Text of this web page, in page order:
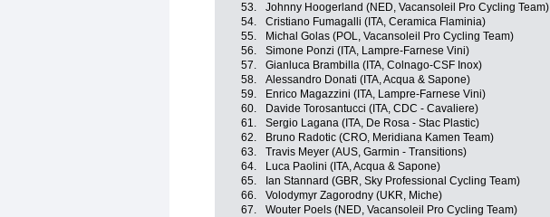
53.
Johnny Hoogerland (NED, Vacansoleil Pro Cycling Team)
54.
Cristiano Fumagalli (ITA, Ceramica Flaminia)
55.
Michal Golas (POL, Vacansoleil Pro Cycling Team)
56.
Simone Ponzi (ITA, Lampre-Farnese Vini)
57.
Gianluca Brambilla (ITA, Colnago-CSF Inox)
58.
Alessandro Donati (ITA, Acqua & Sapone)
59.
Enrico Magazzini (ITA, Lampre-Farnese Vini)
60.
Davide Torosantucci (ITA, CDC - Cavaliere)
61.
Sergio Lagana (ITA, De Rosa - Stac Plastic)
62.
Bruno Radotic (CRO, Meridiana Kamen Team)
63.
Travis Meyer (AUS, Garmin - Transitions)
64.
Luca Paolini (ITA, Acqua & Sapone)
65.
Ian Stannard (GBR, Sky Professional Cycling Team)
66.
Volodymyr Zagorodny (UKR, Miche)
67.
Wouter Poels (NED, Vacansoleil Pro Cycling Team)